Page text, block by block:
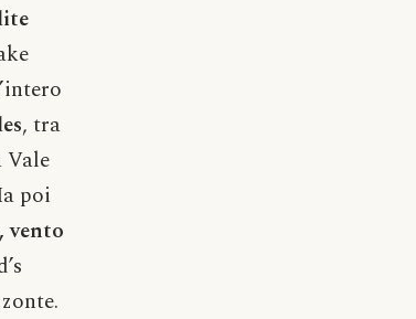
, tra
Vale
poi
vento